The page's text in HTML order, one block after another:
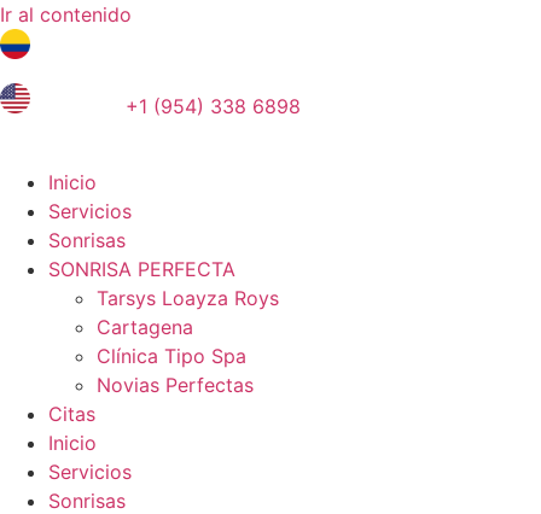
Ir al contenido
+1 (954) 338 6898
Inicio
Servicios
Sonrisas
SONRISA PERFECTA
Tarsys Loayza Roys
Cartagena
Clínica Tipo Spa
Novias Perfectas
Citas
Inicio
Servicios
Sonrisas